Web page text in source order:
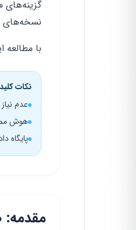
نسخه‌های
با مطالعه
نکات
عدم نیاز به
هوش
پایگاه
مقدمه: